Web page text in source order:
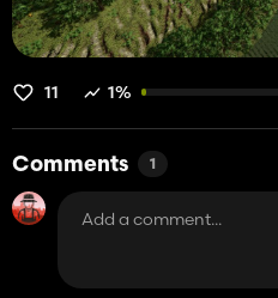
11 1%
Comments 1